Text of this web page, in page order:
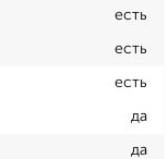
есть
есть
есть
да
да